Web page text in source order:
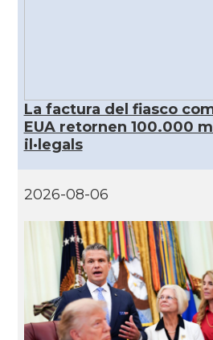
CAMON
CAMON
CAMON
CAMON
CAMON
La factura del fiasco
EUA retornen 100.000
il·legals
2026-08-06